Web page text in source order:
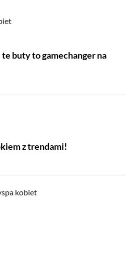
buty to gamechanger na
z trendami!